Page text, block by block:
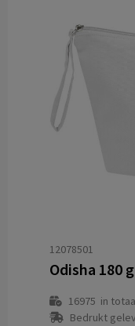
12078501
16975 in
Bedrukt